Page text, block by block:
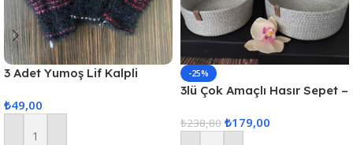
3 Adet Yumoş Lif Kalpli
₺49,00
-25%
3lü Çok Amaçlı Hasır Sepet –
₺238,80 ₺179,00